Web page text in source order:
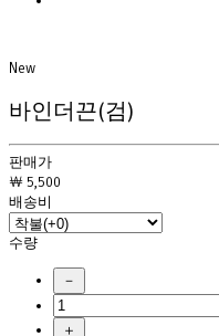
New
바인더끈(검)
판매가
￦ 5,500
배송비
수량
－
＋